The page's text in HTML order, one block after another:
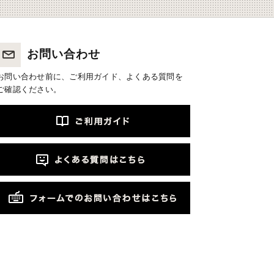
お問い合わせ
問い合わせ前に、ご利用ガイド、よくある質問を
確認ください。